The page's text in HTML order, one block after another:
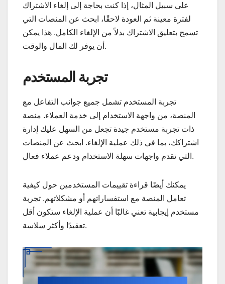
على سبيل المثال، إذا كنت بحاجة إلى إلغاء الاشتراك
لفترة معينة ثم العودة لاحقًا، ابحث عن المنصات التي
تسمح بتعليق الاشتراك بدلاً من الإلغاء الكامل. هذا يمكن
أن يوفر لك المال والوقت.
تجربة المستخدم
تجربة المستخدم تشمل جميع جوانب التفاعل مع
المنصة، من واجهة الاستخدام إلى خدمة العملاء. منصة
ذات تجربة مستخدم جيدة تجعل من السهل عليك إدارة
اشتراكك، بما في ذلك عملية الإلغاء. ابحث عن المنصات
التي تقدم واجهات سهلة الاستخدام ودعم عملاء فعال.
يمكنك أيضًا قراءة تقييمات المستخدمين حول كيفية
تعامل المنصة مع استفساراتهم أو مشكلاتهم. تجربة
مستخدم إيجابية تعني غالبًا أن عملية الإلغاء ستكون أقل
تعقيدًا وأكثر سلاسة.